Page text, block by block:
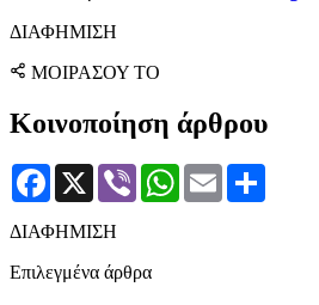
ΔΙΑΦΗΜΙΣΗ
ΜΟΙΡΑΣΟΥ ΤΟ
Κοινοποίηση άρθρου
Facebook
X Viber WhatsApp
Email
ΔΙΑΦΗΜΙΣΗ
Επιλεγμένα άρθρα